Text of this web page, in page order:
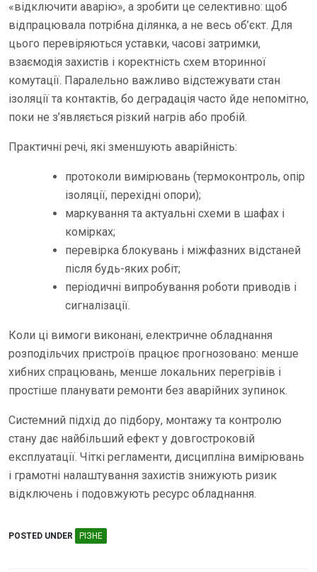
«відключити аварію», а зробити це селективно: щоб
відпрацювала потрібна ділянка, а не весь об’єкт. Для
цього перевіряються уставки, часові затримки,
взаємодія захистів і коректність схем вторинної
комутації. Паралельно важливо відстежувати стан
ізоляції та контактів, бо деградація часто йде непомітно,
поки не з’являється різкий нагрів або пробій.
Практичні речі, які зменшують аварійність:
протоколи вимірювань (термоконтроль, опір
ізоляції, перехідні опори);
маркування та актуальні схеми в шафах і
комірках;
перевірка блокувань і міжфазних відстаней
після будь-яких робіт;
періодичні випробування роботи приводів і
сигналізації.
Коли ці вимоги виконані, електричне обладнання
розподільчих пристроїв працює прогнозовано: менше
хибних спрацювань, менше локальних перегрівів і
простіше планувати ремонти без аварійних зупинок.
Системний підхід до підбору, монтажу та контролю
стану дає найбільший ефект у довгостроковій
експлуатації. Чіткі регламенти, дисципліна вимірювань
і грамотні налаштування захистів знижують ризик
відключень і подовжують ресурс обладнання.
POSTED UNDER РІЗНЕ